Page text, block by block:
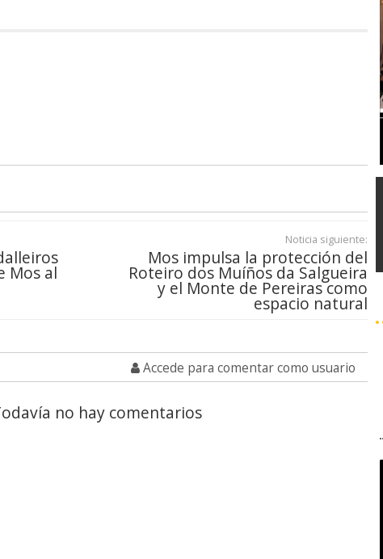
Mos al
Noticia siguiente:
Mos impulsa la protección del
Roteiro dos Muíños da Salgueira
y el Monte de Pereiras como
espacio natural
Accede para comentar como usuario
no hay comentarios